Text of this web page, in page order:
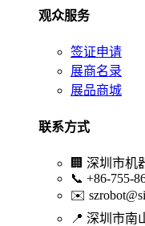
观众服务
签证申请
展商名录
展品商城
联系方式
🏢 深圳市机
📞 +86-755-
✉️
📍 深圳市南